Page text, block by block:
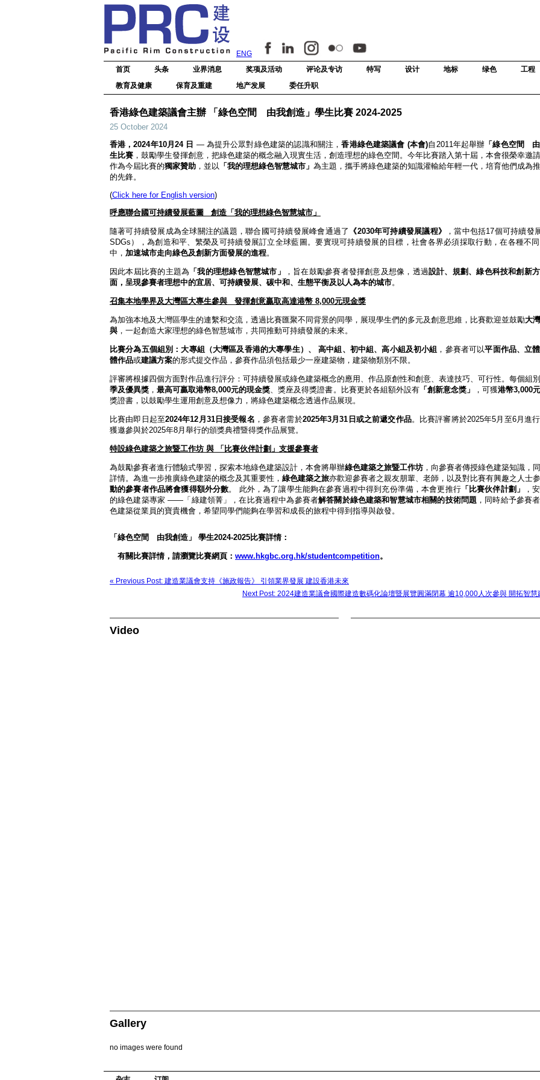
ENG
首页 头条 业界消息 奖项及活动 评论及专访 特写 设计 地标 绿色 工程
教育及健康
保育及重建 地产发展 委任升职
香港綠色建築議會主辦 「綠色空間 由我創造」學生比賽 2024-2025
25 October 2024
香港，2024年10月24 日 — 為提升公眾對綠色建築的認識和關注，香港綠色建築議會 (本會)自2011年起舉辦 「綠色空間
生比賽 ，鼓勵學生發揮創意，把綠色建築的概念融入現實生活，創造理想的綠色空間。今年比賽踏入第十屆，本會很榮幸邀
作為今屆比賽的獨家贊助 ，並以 「我的理想綠色智慧城市」 為主題，攜手將綠色建築的知識灌輸給年輕一代，培育他們成為
的先鋒。
(Click here for English version)
呼應聯合國可持續發展藍圖
創造「我的理想綠色智慧城市」
隨著可持續發展成為全球關注的議題，聯合國可持續發展峰會通過了 《2030年可持續發展議程》
，當中包括17個可持續發
SDGs），為創造和平、繁榮及可持續發展訂立全球藍圖。要實現可持續發展的目標，社會各界必須採取行動，在各種不
中， 加速城市走向綠色及創新方面發展的進程。
因此本屆比賽的主題為 「我的理想綠色智慧城市」 ，旨在鼓勵參賽者發揮創意及想像，透過設計、規劃、綠色科技和創新
面，呈現參賽者理想中的宜居、可持續發展、碳中和、生態平衡及以人為本的城市。
召集本地學界及大灣區大專生參與 發揮創意贏取高達港幣 8,000元現金獎
為加強本地及大灣區學生的連繫和交流，透過比賽匯聚不同背景的同學，展現學生們的多元及創意思維，比賽歡迎並鼓勵大
與 ，一起創造大家理想的綠色智慧城市，共同推動可持續發展的未來。
比賽分為五個組別：大專組 （大灣區及香港的大專學生）、 高中組、初中組、高小組及初小組 ，參賽者可以平面作品、立
體作品或建議方案的形式提交作品，參賽作品須包括最少一座建築物，建築物類別不限。
評審將根據四個方面對作品進行評分：可持續發展或綠色建築概念的應用、作品原創性和創意、表達技巧、可行性。每個組
季及優異獎 ，最高可贏取港幣8,000元的現金獎、獎座及得獎證書。比賽更於各組額外設有「創新意念獎」 ，可獲港幣3,000
獎證書，以鼓勵學生運用創意及想像力，將綠色建築概念透過作品展現。
比賽由即日起至2024年12月 31日接受報名 ，參賽者需於2025年3月31 日或之前遞交作品。比賽評審將於2025年5月至6月進
獲邀參與於2025年8月舉行的頒獎典禮暨得獎作品展覽。
特設綠色建築之旅暨工作坊 與 「比賽伙伴計劃」支援參賽者
為鼓勵參賽者進行體驗式學習，探索本地綠色建築設計，本會將舉辦綠色建築之旅暨工作坊 ，向參賽者傳授綠色建築知識，
詳情。為進一步推廣綠色建築的概念及其重要性， 綠色建築之旅亦歡迎參賽者之親友朋輩、老師，以及對比賽有興趣之人士参
動的參賽者作品將會獲得額外分數。 此外，為了讓學生能夠在參賽過程中得到充份準備，本會更推行「比賽伙伴計劃」
，
的綠色建築專家 ——「綠建領菁」，在比賽過程中為參賽者解答關於綠色建築和智慧城市相關的技術問題 ，同時給予參賽
色建築從業員的寶貴機會，希望同學們能夠在學習和成長的旅程中得到指導與啟發。
「綠色空間 由我創造」 學生2024-2025比賽詳情：
有關比賽詳情，請瀏覽比賽網頁： www.hkgbc.org.hk/studentcompetition。
« Previous Post: 建造業議會支持《施政報告》 引領業界發展 建設香港未來
Next Post: 2024建造業議會國際建造數碼化論壇暨展覽圓滿閉幕 逾10,000人次參與 開拓智慧
Video
Gallery
no images were found